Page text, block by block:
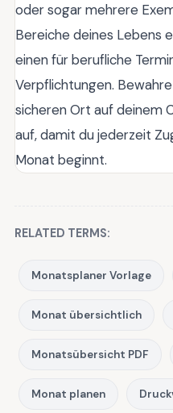
oder sogar mehrere
Bereiche deines Lebens
einen für berufliche
Verpflichtungen.
sicheren Ort auf deinem
auf, damit du jederzeit
Monat beginnt.
RELATED TERMS:
Monatsplaner Vorlage
Monat übersichtlich
Monatsübersicht PDF
Monat planen